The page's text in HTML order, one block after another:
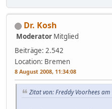
Dr. Kosh
Moderator Mitglied
Beiträge: 2.542
Location: Bremen
8 August 2008, 11:34:08
Zitat von: Freddy Voorhees am